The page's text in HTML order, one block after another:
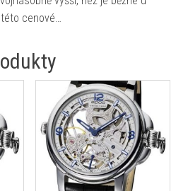
cenové…